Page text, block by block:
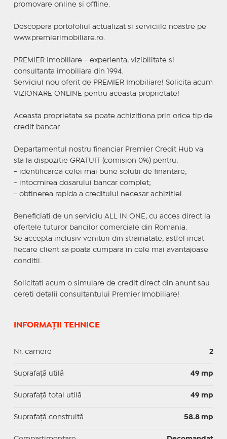
promovare online si offline.
Descopera portofoliul actualizat si serviciile noastre pe
www.premierimobiliare.ro.
PREMIER Imobiliare - experienta, vizibilitate si
consultanta imobiliara din 1994.
Serviciul nou oferit de PREMIER Imobiliare! Solicita acum
VIZIONARE ONLINE pentru aceasta proprietate!
Aceasta proprietate se poate achizitiona prin orice tip de
credit bancar.
Departamentul nostru financiar Premier Credit Hub va
sta la dispozitie GRATUIT (comision 0%) pentru:
- identificarea celei mai bune solutii de finantare;
- intocmirea dosarului bancar complet;
- obtinerea rapida a creditului necesar achizitiei.
Beneficiati de un serviciu ALL IN ONE, cu acces direct la
ofertele tuturor bancilor comerciale din Romania.
Se accepta inclusiv venituri din strainatate, astfel incat
fiecare client sa poata cumpara in cele mai avantajoase
conditii.
Solicitati acum o simulare de credit direct din anunt sau
cereti detalii consultantului Premier Imobiliare!
INFORMAȚII TEHNICE
Nr. camere 2
Suprafaţă utilă 49 mp
Suprafaţă total utilă 49 mp
Suprafaţă construită 58.8 mp